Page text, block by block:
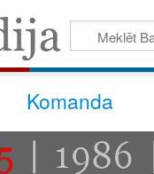
Komanda